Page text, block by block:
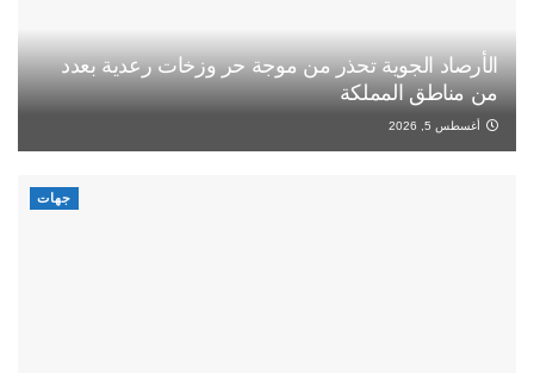
الأرصاد الجوية تحذر من موجة حر وزخات رعدية بعدد
من مناطق المملكة
أغسطس 5, 2026
جهات